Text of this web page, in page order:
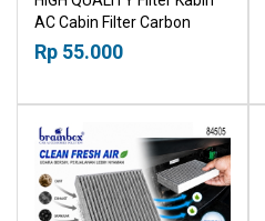
AC Cabin Filter Carbon
Subaru BRZ 2012+
18518030
Rp 55.000